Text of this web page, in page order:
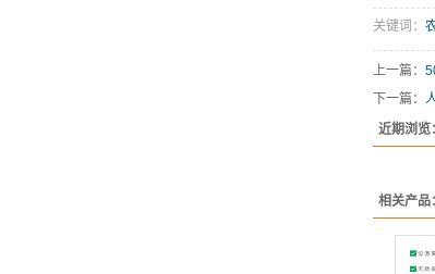
关键词：
上一篇：
下一篇：
近期浏览：
相关产品：